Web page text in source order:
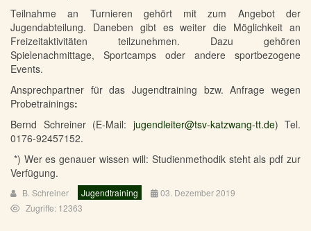
Teilnahme an Turnieren gehört mit zum Angebot der
Jugendabteilung. Daneben gibt es weiter die Möglichkeit an
Freizeitaktivitäten teilzunehmen. Dazu gehören
Spielenachmittage, Sportcamps oder andere sportbezogene
Events.
Ansprechpartner für das Jugendtraining bzw. Anfrage wegen
Probetrainings:
Bernd Schreiner (E-Mail: jugendleiter@tsv-katzwang-tt.de) Tel.
0176-92457152.
*) Wer es genauer wissen will: Studienmethodik steht als pdf zur
Verfügung.
B. Schreiner Jugendtraining
03. Dezember 2019
Zugriffe: 12363